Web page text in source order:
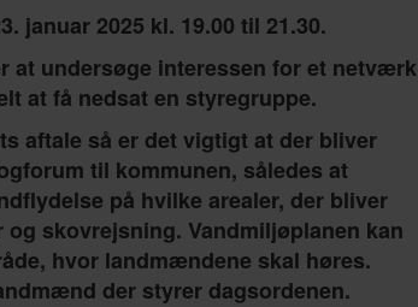
januar 2025 kl. 19.00 til 21.30.
at undersøge interessen for et netværk
at få nedsat en styregruppe.
aftale så er det vigtigt at der bliver
til kommunen, således at
på hvilke arealer, der bliver
skovrejsning. Vandmiljøplanen kan
hvor landmændene skal høres.
der styrer dagsordenen.